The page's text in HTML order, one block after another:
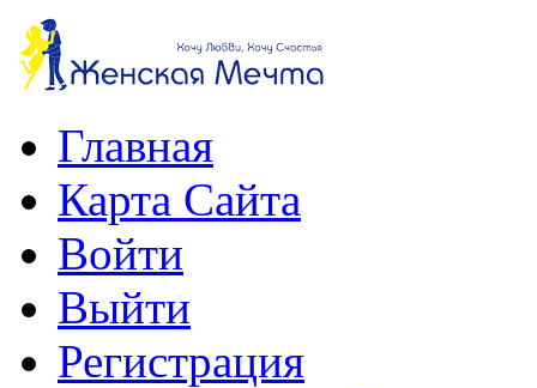
Главная
Карта Сайта
Войти
Выйти
Регистрация